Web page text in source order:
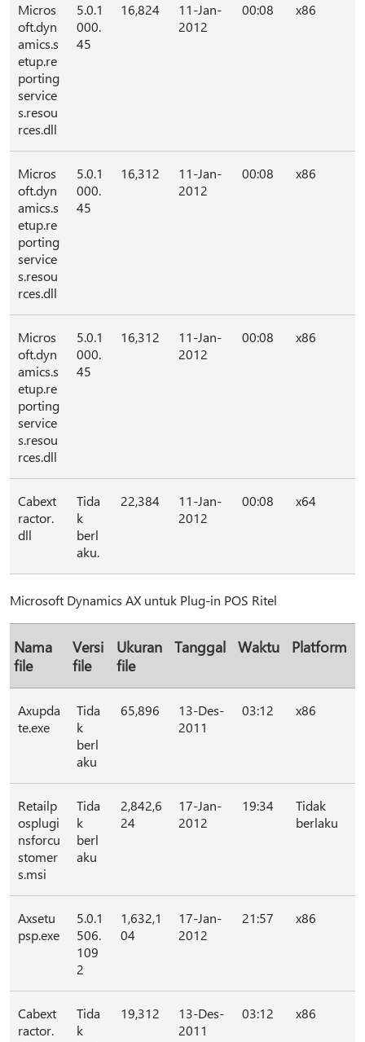
Micros
oft.dyn
amics.s
etup.re
porting
service
s.resou
rces.dll
5.0.1
000.
45
16,824
11-Jan-
2012
00:08 x86
Micros
oft.dyn
amics.s
etup.re
porting
service
s.resou
rces.dll
5.0.1
000.
45
16,312
11-Jan-
2012
00:08 x86
Micros
oft.dyn
amics.s
etup.re
porting
service
s.resou
rces.dll
5.0.1
000.
45
16,312
11-Jan-
2012
00:08 x86
Cabext
ractor.
dll
Tida
k
berl
aku.
22,384
11-Jan-
2012
00:08 x64
Microsoft Dynamics AX untuk Plug-in POS Ritel
Nama
file
Versi
file
Ukuran
file
Tanggal Waktu Platform
Axupda
te.exe
Tida
k
berl
aku
65,896
13-Des-
2011
03:12 x86
Retailp
osplugi
nsforcu
stomer
s.msi
Tida
k
berl
aku
2,842,6
24
17-Jan-
2012
19:34
Tidak
berlaku
Axsetu
psp.exe
5.0.1
506.
109
2
1,632,1
04
17-Jan-
2012
21:57 x86
Cabext
ractor.
Tida
k
19,312
13-Des-
2011
03:12 x86